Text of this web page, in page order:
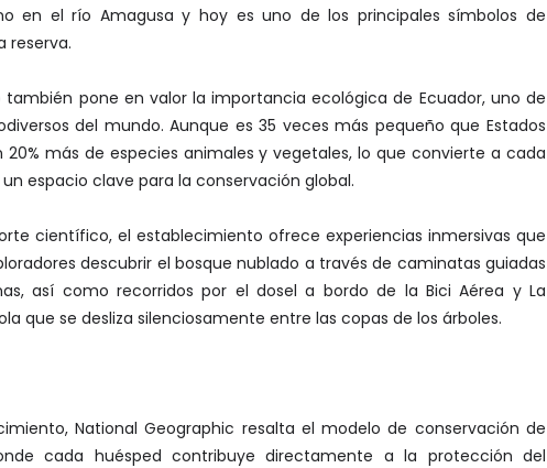
en el río Amagusa y hoy es uno de los principales símbolos de
reserva.
también pone en valor la importancia ecológica de Ecuador, uno de
del mundo. Aunque es 35 veces más pequeño que Estados
20% más de especies animales y vegetales, lo que convierte a cada
espacio clave para la conservación global.
científico, el establecimiento ofrece experiencias inmersivas que
descubrir el bosque nublado a través de caminatas guiadas
así como recorridos por el dosel a bordo de la Bici Aérea y La
que se desliza silenciosamente entre las copas de los árboles.
National Geographic resalta el modelo de conservación de
cada huésped contribuye directamente a la protección del